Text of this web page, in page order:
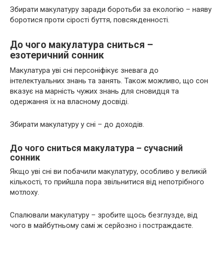
Збирати макулатуру заради боротьби за екологію – наяву
боротися проти сірості буття, повсякденності.
До чого макулатура сниться –
езотеричний сонник
Макулатура уві сні персоніфікує зневага до
інтелектуальних знань та занять. Також можливо, що сон
вказує на марність чужих знань для сновидця та
одержання їх на власному досвіді.
Збирати макулатуру у сні – до доходів.
До чого сниться макулатура – сучасний
сонник
Якщо уві сні ви побачили макулатуру, особливо у великій
кількості, то прийшла пора звільнитися від непотрібного
мотлоху.
Спалювали макулатуру – зробите щось безглузде, від
чого в майбутньому самі ж серйозно і постраждаєте.